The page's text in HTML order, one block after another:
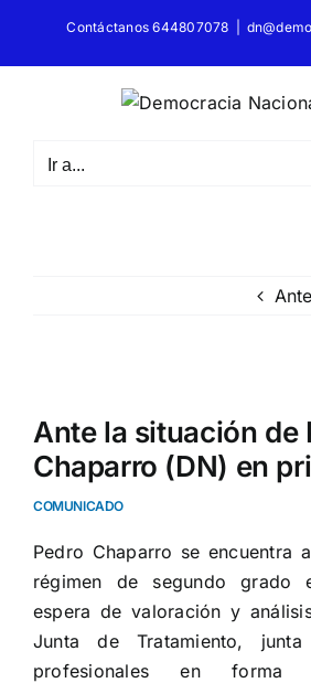
contenido
Contáctanos 644807078
Ir a...
imagen
más
grande
Ante la situación de
Chaparro (DN) en
COMUNICADO
Pedro Chaparro se encuentra
régimen de segundo grado
espera de valoración y
Junta de Tratamiento,
profesionales en forma